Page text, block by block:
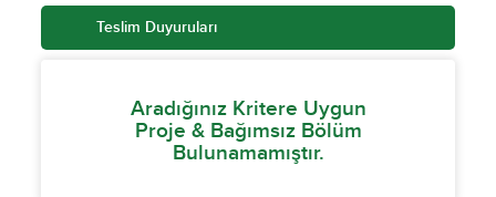
Teslim Duyuruları
Aradığınız Kritere Uygun
Proje & Bağımsız Bölüm
Bulunamamıştır.